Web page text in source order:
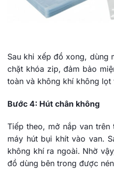
Sau khi xếp đồ xong, dùng
chặt khóa zip, đảm bảo
toàn và không khí không lọt
Bước 4: Hút chân không
Tiếp theo, mở nắp van
máy hút bụi khít vào van.
không khí ra ngoài. Nhờ
đồ dùng bên trong được